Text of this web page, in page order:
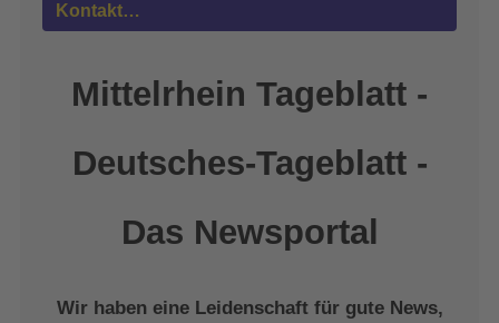
Kontakt…
Mittelrhein Tageblatt -
Deutsches-Tageblatt -
Das Newsportal
Wir haben eine Leidenschaft für gute News,